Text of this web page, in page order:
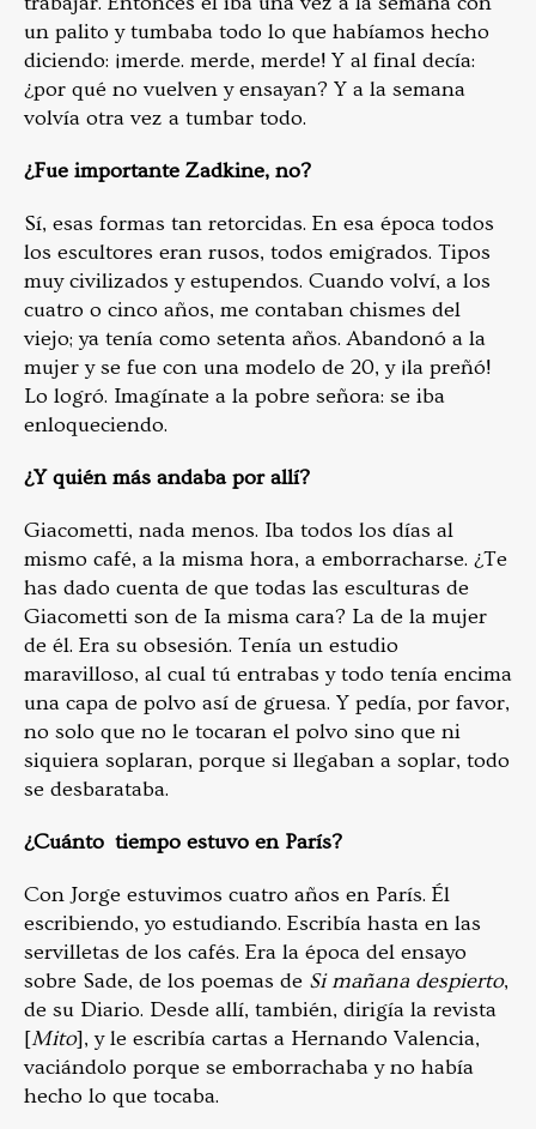
un palito y tumbaba todo lo que habíamos hecho
diciendo: ¡merde. merde, merde! Y al final decía:
¿por qué no vuelven y ensayan? Y a la semana
volvía otra vez a tumbar todo.
¿Fue importante Zadkine, no?
Sí, esas formas tan retorcidas. En esa época todos
los escultores eran rusos, todos emigrados. Tipos
muy civilizados y estupendos. Cuando volví, a los
cuatro o cinco años, me contaban chismes del
viejo; ya tenía como setenta años. Abandonó a la
mujer y se fue con una modelo de 20, y ¡la preñó!
Lo logró. Imagínate a la pobre señora: se iba
enloqueciendo.
¿Y quién más andaba por allí?
Giacometti, nada menos. Iba todos los días al
mismo café, a la misma hora, a emborracharse. ¿Te
has dado cuenta de que todas las esculturas de
Giacometti son de Ia misma cara? La de la mujer
de él. Era su obsesión. Tenía un estudio
maravilloso, al cual tú entrabas y todo tenía encima
una capa de polvo así de gruesa. Y pedía, por favor,
no solo que no le tocaran el polvo sino que ni
siquiera soplaran, porque si llegaban a soplar, todo
se desbarataba.
¿Cuánto tiempo estuvo en París?
Con Jorge estuvimos cuatro años en París. Él
escribiendo, yo estudiando. Escribía hasta en las
servilletas de los cafés. Era la época del ensayo
sobre Sade, de los poemas de Si mañana despierto,
de su Diario. Desde allí, también, dirigía la revista
[Mito], y le escribía cartas a Hernando Valencia,
vaciándolo porque se emborrachaba y no había
hecho lo que tocaba.